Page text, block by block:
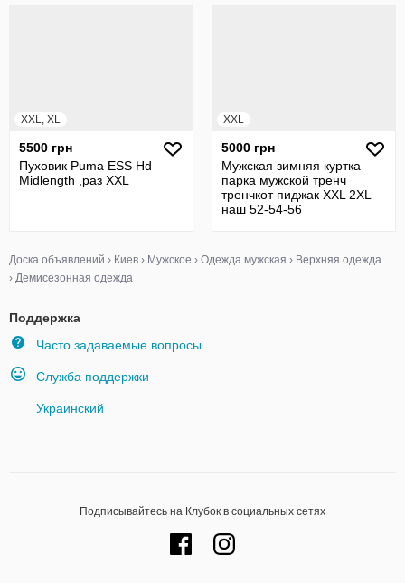
XXL, XL
5500 грн
Пуховик Puma ESS Hd
Midlength ,раз XXL
XXL
5000 грн
Мужская зимняя куртка
парка мужской тренч
тренчкот пиджак XXL 2XL
наш 52-54-56
Доска объявлений › Киев › Мужское › Одежда мужская › Верхняя одежда
› Демисезонная одежда
Поддержка
Часто задаваемые вопросы
Служба поддержки
Украинский
Подписывайтесь на Клубок в социальных сетях